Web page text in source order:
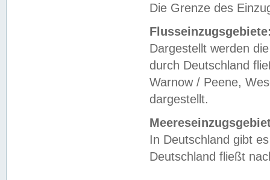
Die Grenze des
Dargestellt werden
durch Deutschland
Warnow / Peene,
dargestellt.
In Deutschland gibt
Deutschland fließt